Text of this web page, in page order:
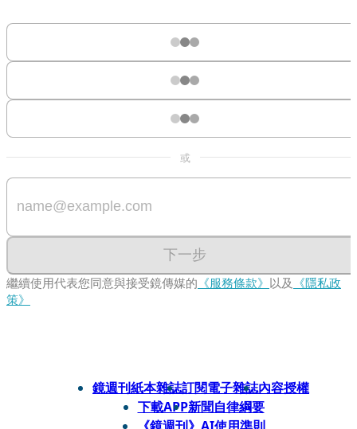
或
下一步
繼續使用代表您同意與接受鏡傳媒的 《服務條款》 以及 《隱私政
策》
鏡週刊紙本雜誌訂閱電子雜誌內容授權
下載APP新聞自律綱要